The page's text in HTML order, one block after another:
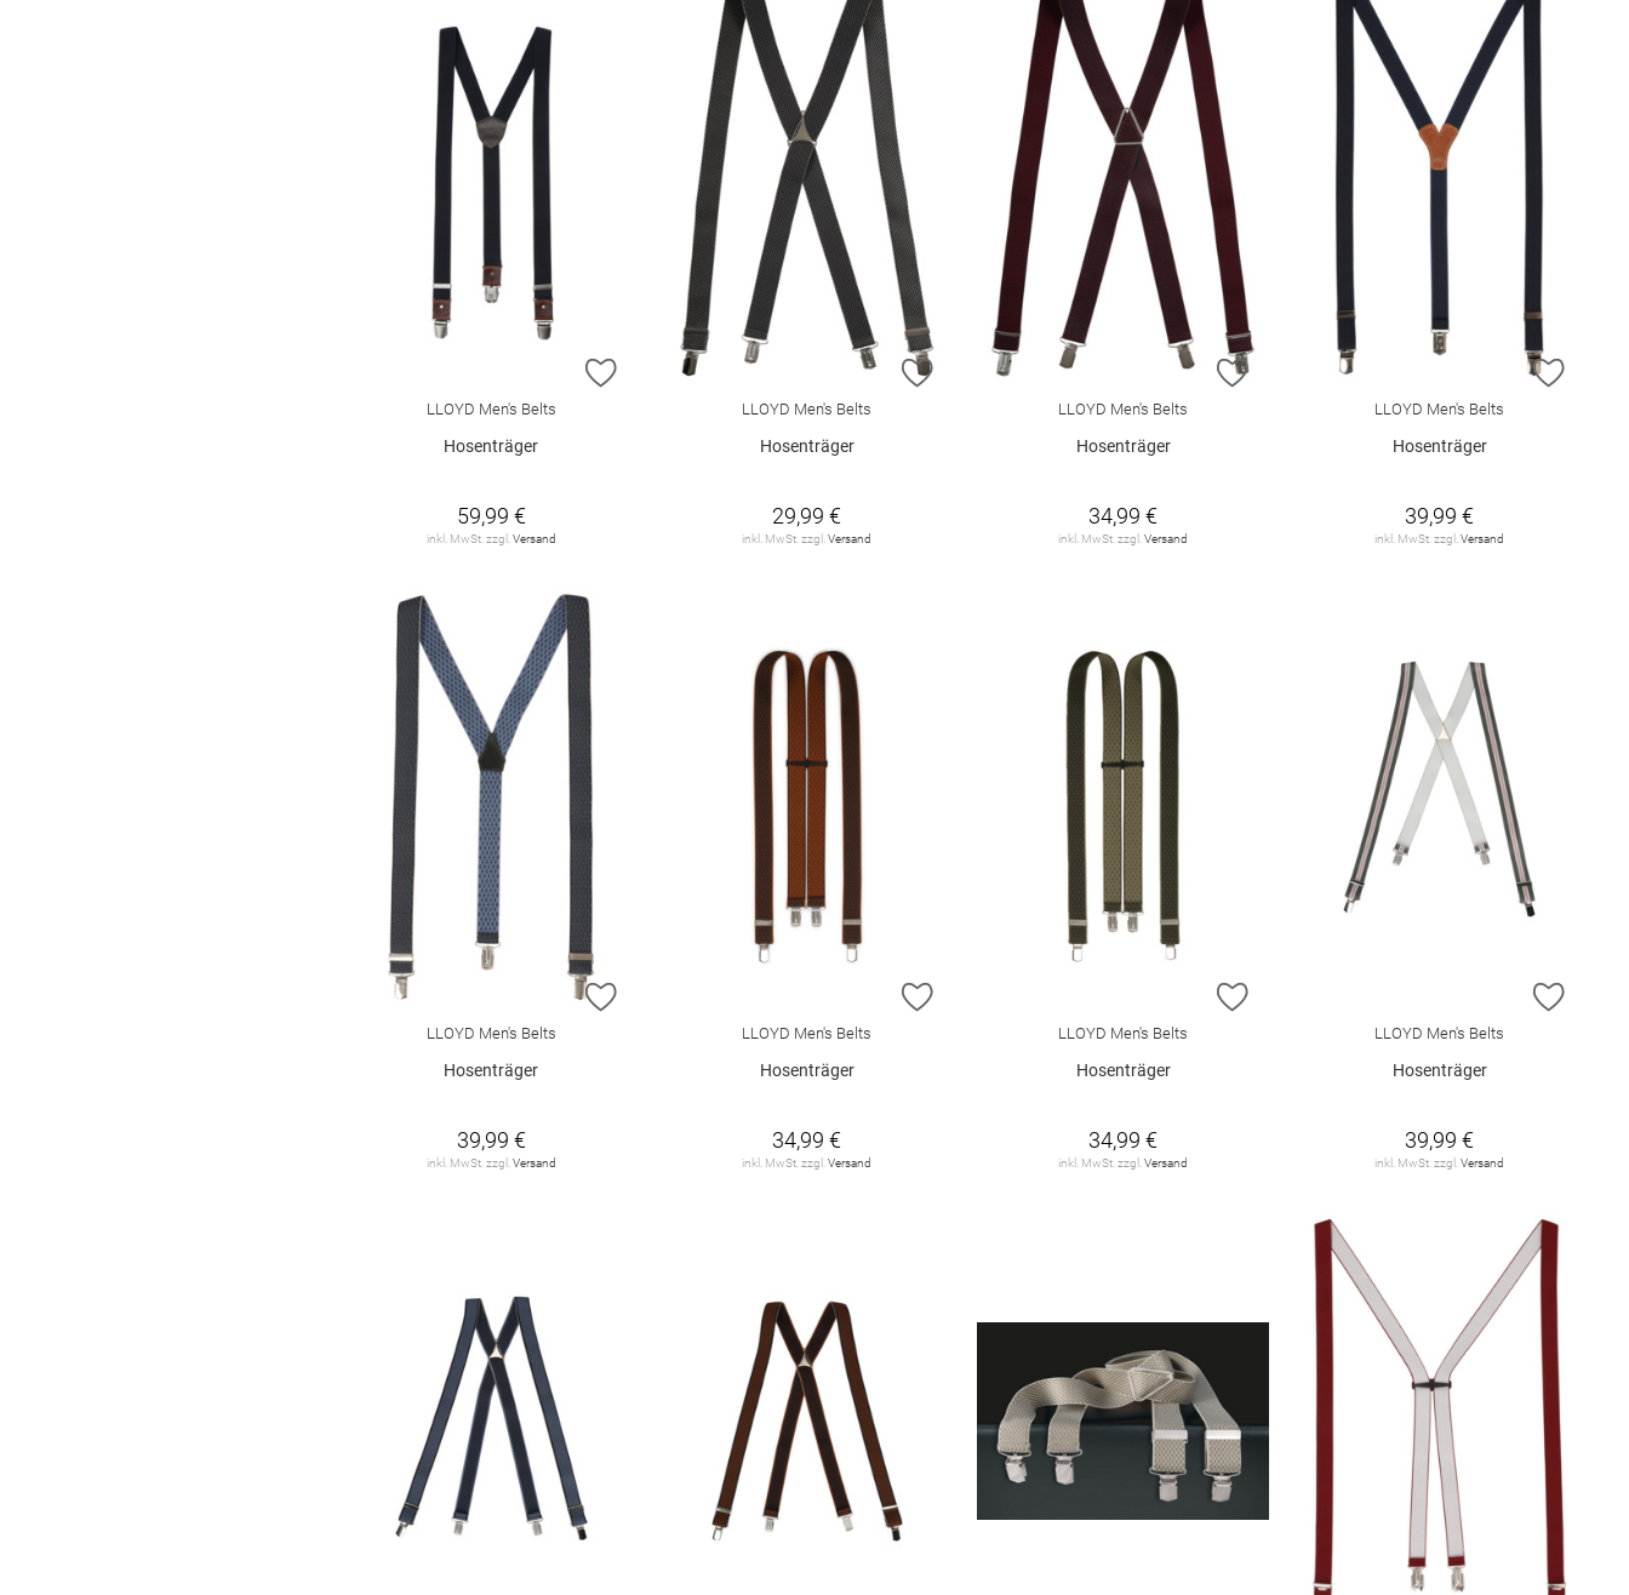
ZUR WUNSCHLISTE HINZUFÜGEN
LLOYD Men's Belts
Hosenträger
59,99 €
inkl. MwSt. zzgl. Versand
ZUR WUNSCHLISTE HINZUFÜGEN
LLOYD Men's Belts
Hosenträger
29,99 €
inkl. MwSt. zzgl.Versand
ZUR WUNSCHLISTE HINZUFÜGEN
LLOYD Men's Belts
Hosenträger
34,99 €
inkl. MwSt. zzgl.Versand
ZUR
LLOYD Men's Belts
Hosenträger
39,99 €
inkl. MwSt. zzgl.Versand
ZUR WUNSCHLISTE HINZUFÜGEN
LLOYD Men's Belts
Hosenträger
39,99 €
inkl. MwSt. zzgl. Versand
ZUR WUNSCHLISTE HINZUFÜGEN
LLOYD Men's Belts
Hosenträger
34,99 €
inkl. MwSt. zzgl.Versand
LLOYD Men's Belts
Hosenträger
34,99 €
inkl. MwSt. zzgl.Versand
ZUR
LLOYD Men's Belts
Hosenträger
39,99 €
inkl. MwSt. zzgl.Versand